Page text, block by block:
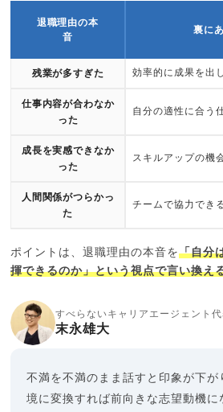
退職理由の本
音
裏に
残業が多すぎた 効率的に成果を出
仕事内容が合わなか
った
自分の適性に合う
成長を実感できなか
った
スキルアップの機
人間関係がつらかっ
た
チームで協力でき
ポイントは、退職理由の本音を「自分
揮できるのか」という視点で言い換え
すべらないキャリアエージェント代
末永雄大
不満を不満のまま話すと印象が下が
境に変換すれば前向きな志望動機に